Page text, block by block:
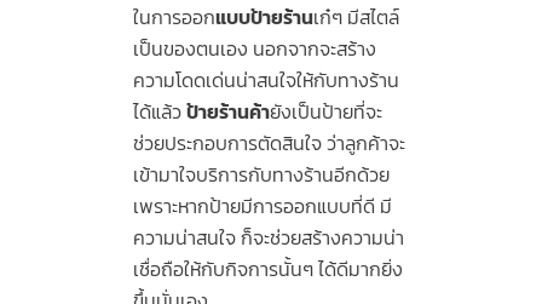
ในการออกแบบป้ายร้านเก๋ๆ มีสไตล์
เป็นของตนเอง นอกจากจะสร้าง
ความโดดเด่นน่าสนใจให้กับทางร้าน
ได้แล้วป้ายร้านค้ายังเป็นป้ายที่จะ
ช่วยประกอบการตัดสินใจ ว่าลูกค้าจะ
เข้ามาใจบริการกับทางร้านอีกด้วย
เพราะหากป้ายมีการออกแบบที่ดี มี
ความน่าสนใจ ก็จะช่วยสร้างความน่า
เชื่อถือให้กับกิจการนั้นๆ ได้ดีมากยิ่ง